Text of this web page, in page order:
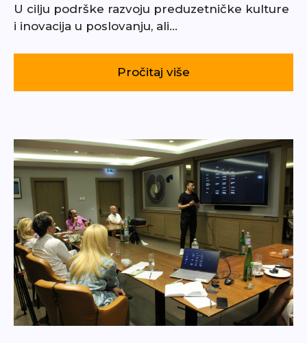
U cilju podrške razvoju preduzetničke kulture
i inovacija u poslovanju, ali…
Pročitaj više